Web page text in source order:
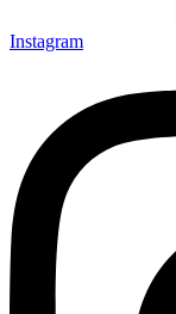
Instagram